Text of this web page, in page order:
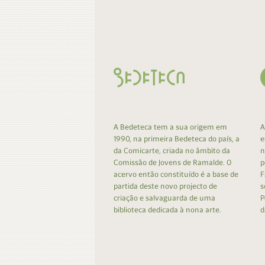
A Bedeteca tem a sua origem em
1990, na primeira Bedeteca do país, a
da Comicarte, criada no âmbito da
Comissão de Jovens de Ramalde. O
acervo então constituído é a base de
partida deste novo projecto de
criação e salvaguarda de uma
biblioteca dedicada à nona arte.